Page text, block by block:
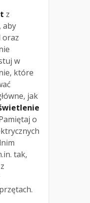
z
aby
oraz
w
które
jak
o
tak,